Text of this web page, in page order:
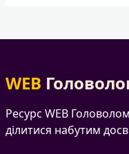
WEB
Ресурс WEB
ділитися набутим